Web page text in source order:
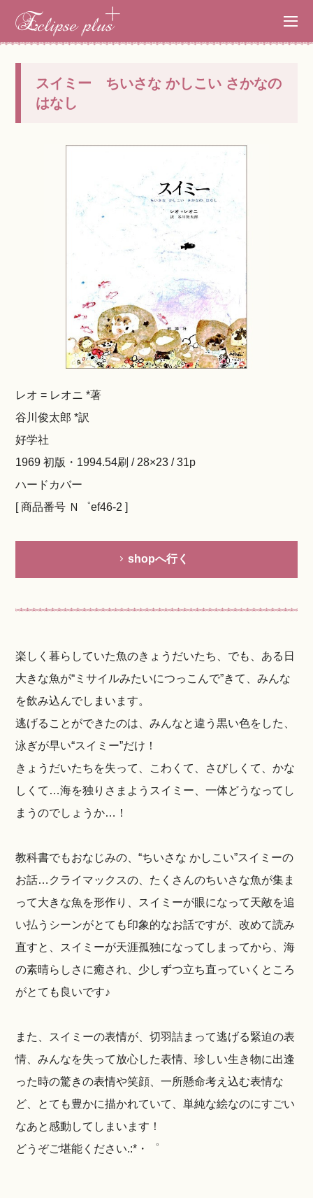
スイミー ちいさな かしこい さかなの
はなし
レオ = レオニ *著
谷川俊太郎 *訳
好学社
1969 初版・1994.54刷 / 28×23 / 31p
ハードカバー
[ 商品番号 Ｎ゜ef46-2 ]
shopへ行く
楽しく暮らしていた魚のきょうだいたち、でも、ある日
大きな魚が“ミサイルみたいにつっこんで”きて、みんな
を飲み込んでしまいます。
逃げることができたのは、みんなと違う黒い色をした、
泳ぎが早い“スイミー”だけ！
きょうだいたちを失って、こわくて、さびしくて、かな
しくて…海を独りさまようスイミー、一体どうなってし
まうのでしょうか…！
教科書でもおなじみの、“ちいさな かしこい”スイミーの
お話…クライマックスの、たくさんのちいさな魚が集ま
って大きな魚を形作り、スイミーが眼になって天敵を追
い払うシーンがとても印象的なお話ですが、改めて読み
直すと、スイミーが天涯孤独になってしまってから、海
の素晴らしさに癒され、少しずつ立ち直っていくところ
がとても良いです♪
また、スイミーの表情が、切羽詰まって逃げる緊迫の表
情、みんなを失って放心した表情、珍しい生き物に出逢
った時の驚きの表情や笑顔、一所懸命考え込む表情な
ど、とても豊かに描かれていて、単純な絵なのにすごい
なあと感動してしまいます！
どうぞご堪能ください.:*・゜